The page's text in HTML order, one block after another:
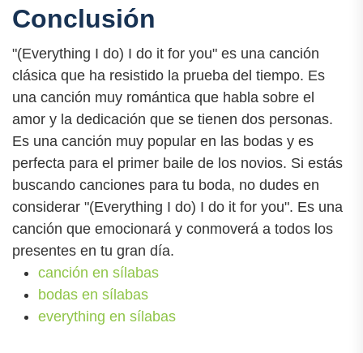
Conclusión
"(Everything I do) I do it for you" es una canción
clásica que ha resistido la prueba del tiempo. Es
una canción muy romántica que habla sobre el
amor y la dedicación que se tienen dos personas.
Es una canción muy popular en las bodas y es
perfecta para el primer baile de los novios. Si estás
buscando canciones para tu boda, no dudes en
considerar "(Everything I do) I do it for you". Es una
canción que emocionará y conmoverá a todos los
presentes en tu gran día.
canción en sílabas
bodas en sílabas
everything en sílabas